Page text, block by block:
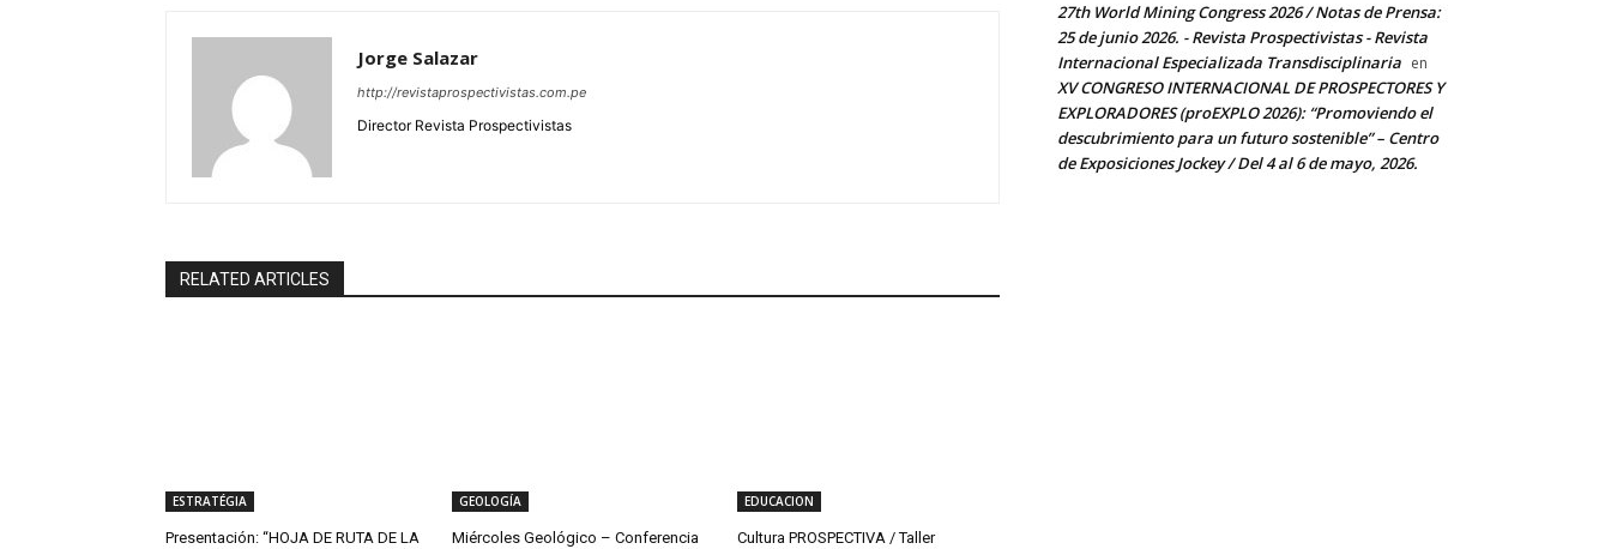
Jorge Salazar
http://revistaprospectivistas.com.pe
Director Revista Prospectivistas
RELATED ARTICLES
ESTRATÉGIA
Presentación: “HOJA DE RUTA DE LA
GEOLOGÍA
Miércoles Geológico – Conferencia
EDUCACION
Cultura PROSPECTIVA / Taller
27th World Mining Congress 2026 / Notas de Prensa:
25 de junio 2026. - Revista Prospectivistas - Revista
Internacional Especializada Transdisciplinaria en
XV CONGRESO INTERNACIONAL DE PROSPECTORES Y
EXPLORADORES (proEXPLO 2026): “Promoviendo el
descubrimiento para un futuro sostenible” – Centro
de Exposiciones Jockey / Del 4 al 6 de mayo, 2026.